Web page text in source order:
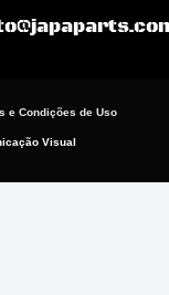
e Condições de Uso
Visual